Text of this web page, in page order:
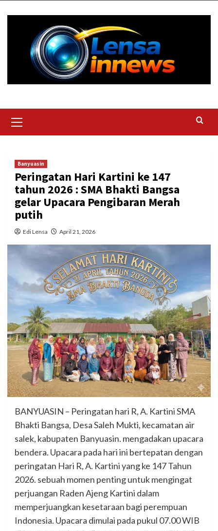
Menu
Banyuasin
Peringatan Hari Kartini ke 147
tahun 2026 : SMA Bhakti Bangsa
gelar Upacara Pengibaran Merah
putih
Edi Lensa April 21, 2026
BANYUASIN – Peringatan hari R, A. Kartini SMA
Bhakti Bangsa, Desa Saleh Mukti, kecamatan air
salek, kabupaten Banyuasin. mengadakan upacara
bendera. Upacara pada hari ini bertepatan dengan
peringatan Hari R, A. Kartini yang ke 147 Tahun
2026. sebuah momen penting untuk mengingat
perjuangan Raden Ajeng Kartini dalam
memperjuangkan kesetaraan bagi perempuan
Indonesia. Upacara dimulai pada pukul 07.00 WIB